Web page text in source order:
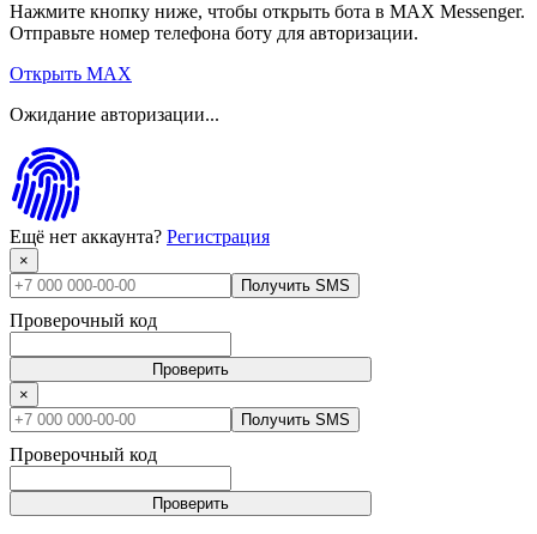
Нажмите кнопку ниже, чтобы открыть бота в MAX Messenger.
Отправьте номер телефона боту для авторизации.
Открыть MAX
Ожидание авторизации...
Ещё нет аккаунта? Регистрация
×
Получить SMS
Проверочный код
Проверить
×
Получить SMS
Проверочный код
Проверить